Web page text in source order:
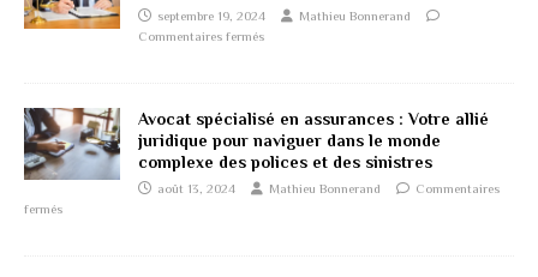
septembre 19, 2024
Mathieu Bonnerand
Commentaires fermés
Avocat spécialisé en assurances : Votre allié
juridique pour naviguer dans le monde
complexe des polices et des sinistres
août 13, 2024 Mathieu Bonnerand
Commentaires
fermés